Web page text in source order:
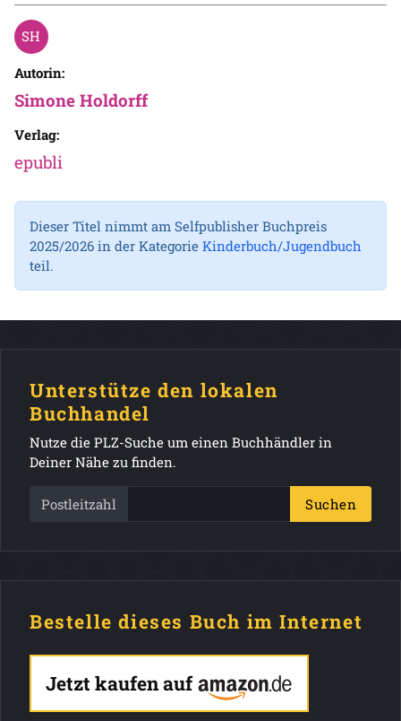
Autorin:
Simone Holdorff
Verlag:
epubli
Dieser Titel nimmt am Selfpublisher Buchpreis
2025/2026 in der Kategorie Kinderbuch/Jugendbuch
teil.
Unterstütze den lokalen
Buchhandel
Nutze die PLZ-Suche um einen Buchhändler in
Deiner Nähe zu finden.
Postleitzahl Suchen
Bestelle dieses Buch im Internet
Jetzt kaufen auf